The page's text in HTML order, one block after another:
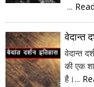
...
वेदान्त
वेदान्त
की एक
है।...